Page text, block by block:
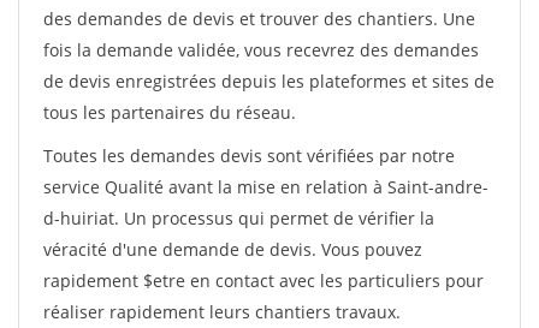
des demandes de devis et trouver des chantiers. Une
fois la demande validée, vous recevrez des demandes
de devis enregistrées depuis les plateformes et sites de
tous les partenaires du réseau.
Toutes les demandes devis sont vérifiées par notre
service Qualité avant la mise en relation à Saint-andre-
d-huiriat. Un processus qui permet de vérifier la
véracité d'une demande de devis. Vous pouvez
rapidement $etre en contact avec les particuliers pour
réaliser rapidement leurs chantiers travaux.